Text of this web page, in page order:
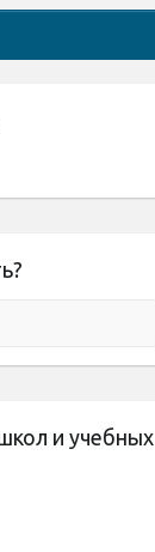
и учебных